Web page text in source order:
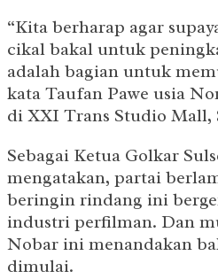
“Kita berharap agar
cikal bakal untuk
adalah bagian untuk
kata Taufan Pawe usia
di XXI Trans Studio Mall,
Sebagai Ketua Golkar
mengatakan, partai
beringin rindang ini
industri perfilman. Dan
Nobar ini menandakan
dimulai.